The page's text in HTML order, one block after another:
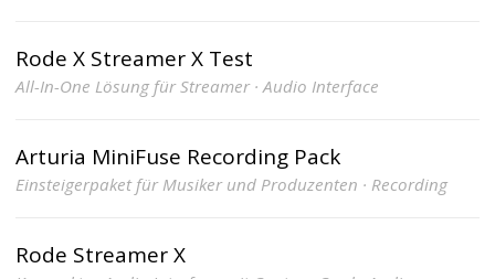
Rode X Streamer X Test
All-In-One Lösung für Streamer · Audio Interface
Arturia MiniFuse Recording Pack
Einsteigerpaket für Musiker und Produzenten · Recording
Rode Streamer X